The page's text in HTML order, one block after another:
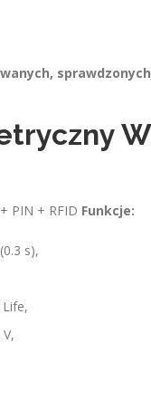
PIN + RFID Funkcje:
s),